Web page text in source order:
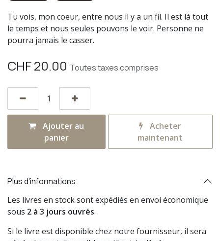
Tu vois, mon coeur, entre nous il y a un fil. Il est là tout
le temps et nous seules pouvons le voir. Personne ne
pourra jamais le casser.
CHF20.00 Toutes taxes comprises
Ajouter au
panier
Acheter
maintenant
Plus d'informations
Les livres en stock sont expédiés en envoi économique
sous 2 à 3 jours ouvrés.
Si le livre est disponible chez notre fournisseur, il sera